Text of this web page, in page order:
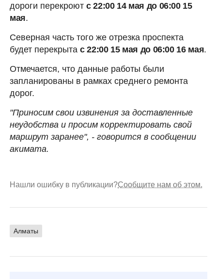
дороги перекроют с 22:00 14 мая до 06:00 15
мая.
Северная часть того же отрезка проспекта
будет перекрыта с 22:00 15 мая до 06:00 16 мая.
Отмечается, что данные работы были
запланированы в рамках среднего ремонта
дорог.
"Приносим свои извинения за доставленные
неудобства и просим корректировать свой
маршрут заранее", - говорится в сообщении
акимата.
Нашли ошибку в публикации?Сообщите нам об этом.
Алматы